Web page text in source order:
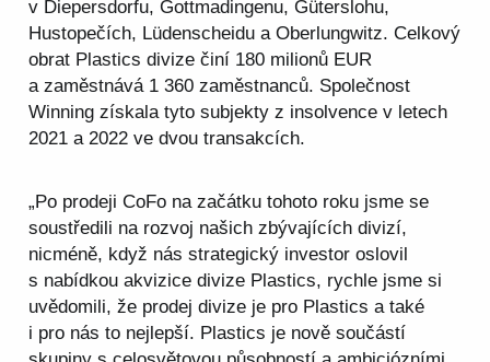
v Diepersdorfu, Gottmadingenu, Güterslohu,
Hustopečích, Lüdenscheidu a Oberlungwitz. Celkový
obrat Plastics divize činí 180 milionů EUR
a zaměstnává 1 360 zaměstnanců. Společnost
Winning získala tyto subjekty z insolvence v letech
2021 a 2022 ve dvou transakcích.
„Po prodeji CoFo na začátku tohoto roku jsme se
soustředili na rozvoj našich zbývajících divizí,
nicméně, když nás strategický investor oslovil
s nabídkou akvizice divize Plastics, rychle jsme si
uvědomili, že prodej divize je pro Plastics a také
i pro nás to nejlepší. Plastics je nově součástí